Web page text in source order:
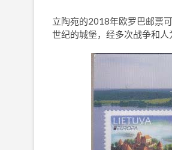
立陶宛的2018年欧罗巴邮票
世纪的城堡，经多次战争和